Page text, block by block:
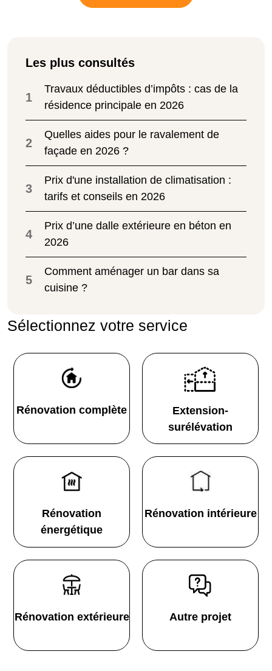
Les plus consultés
1
Travaux déductibles d’impôts : cas de la
résidence principale en 2026
2
Quelles aides pour le ravalement de
façade en 2026 ?
3
Prix d'une installation de climatisation :
tarifs et conseils en 2026
4
Prix d’une dalle extérieure en béton en
2026
5
Comment aménager un bar dans sa
cuisine ?
Sélectionnez votre service
Rénovation complète
Extension-
surélévation
Rénovation
énergétique
Rénovation intérieure
Rénovation extérieure Autre projet